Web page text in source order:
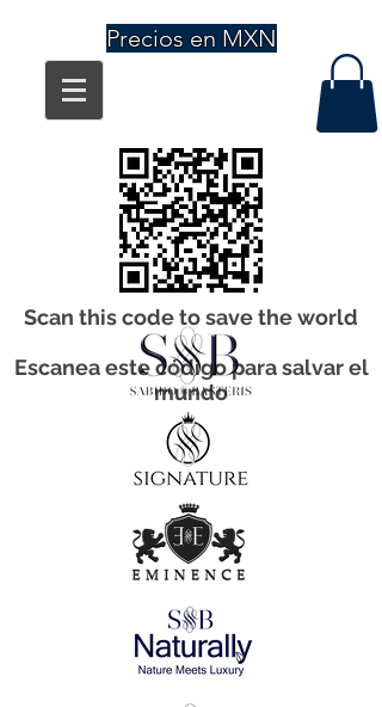
Precios en MXN
Scan this code to save the world
Escanea este código para salvar el
mundo